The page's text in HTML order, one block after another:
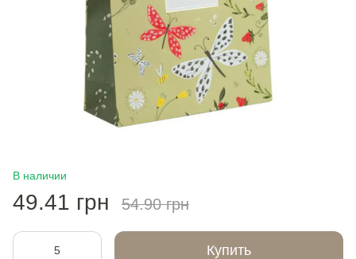
В наличии
49.41 грн 54.90 грн
Купить